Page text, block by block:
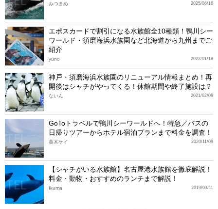
2025/06/16
みつまめ
エポスカードで割引になる水族館全10種類！鴨川シー
ワールド・須磨海浜水族園など北海道から九州までご
紹介
2022/01/18
yuno
神戸・須磨海浜水族園のリニューアル情報まとめ！再
開後はシャチがやってくる！休館期間や終了施設は？
2021/02/08
ないん
GoToトラベルで鴨川シーワールドへ！特急／バスの
日帰りツアーからホテル宿泊プランまで料金を調査！
2020/11/09
葵木ケイ
【シャチがいる水族館】名古屋港水族館を徹底解説！
料金・動物・おすすめのランチまで解説！
2019/03/11
Ikuma